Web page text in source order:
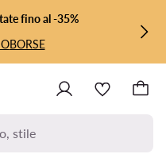
fino al -35%
BORSE
stile